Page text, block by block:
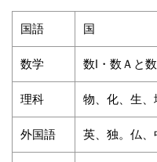
国語 国
数学 数Ⅰ・数Ａと
理科 物、化、生
外国語 英、独。仏